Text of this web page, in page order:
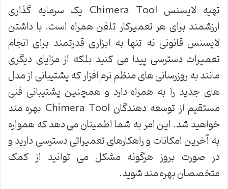
تهیه لایسنس Chimera Tool یک سرمایه گذاری
ارزشمند برای هر تعمیرکار تلفن همراه است. با داشتن
لایسنس قانونی نه تنها به ابزاری قدرتمند برای انجام
تعمیرات دسترسی پیدا می کنید بلکه از مزایای دیگری
مانند به روزرسانی های منظم نرم افزار که پشتیبانی از مدل
های جدید را به همراه دارد و همچنین پشتیبانی فنی
مستقیم از توسعه دهندگان Chimera Tool بهره مند
خواهید شد. این امر به شما اطمینان می دهد که همواره
به آخرین امکانات و راهکارهای تعمیراتی دسترسی دارید و
در صورت بروز هرگونه مشکل می توانید از کمک
متخصصان بهره مند شوید.